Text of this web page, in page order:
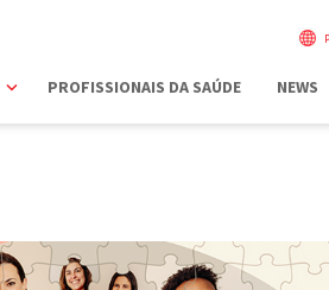
PROFISSIONAIS DA SAÚDE NEWS